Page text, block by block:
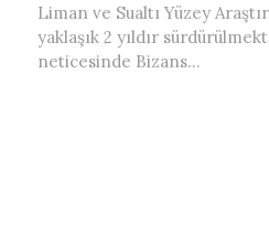
Liman ve Sualtı Yüzey
yaklaşık 2 yıldır
neticesinde Bizans...